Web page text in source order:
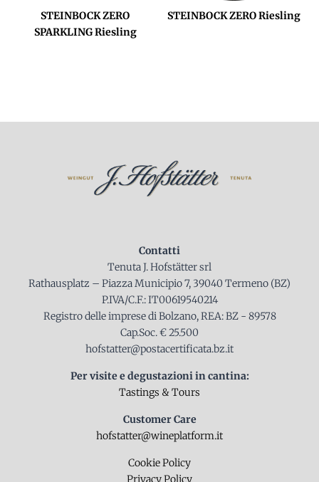
STEINBOCK ZERO
SPARKLING Riesling
STEINBOCK ZERO Riesling
Contatti
Tenuta J. Hofstätter srl
Rathausplatz – Piazza Municipio 7, 39040 Termeno (BZ)
P.IVA/C.F.: IT00619540214
Registro delle imprese di Bolzano, REA: BZ - 89578
Cap.Soc. € 25.500
hofstatter@postacertificata.bz.it
Per visite e degustazioni in cantina:
Tastings & Tours
Customer Care
hofstatter@wineplatform.it
Cookie Policy